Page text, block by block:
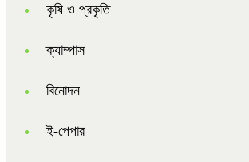
কৃষি ও প্রকৃতি
ক্যাম্পাস
বিনোদন
ই-পেপার